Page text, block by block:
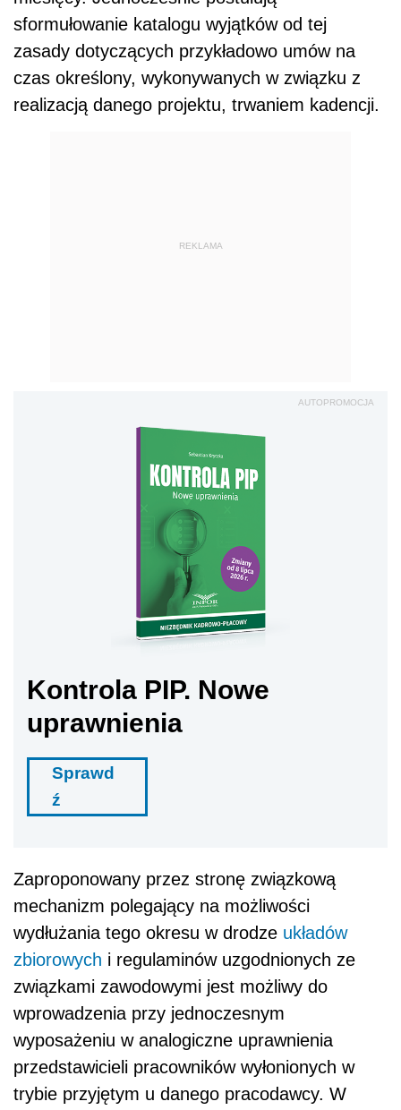
sformułowanie katalogu wyjątków od tej
zasady dotyczących przykładowo umów na
czas określony, wykonywanych w związku z
realizacją danego projektu, trwaniem kadencji.
REKLAMA
AUTOPROMOCJA
Kontrola PIP. Nowe
uprawnienia
Sprawd
ź
Zaproponowany przez stronę związkową
mechanizm polegający na możliwości
wydłużania tego okresu w drodze układów
zbiorowych i regulaminów uzgodnionych ze
związkami zawodowymi jest możliwy do
wprowadzenia przy jednoczesnym
wyposażeniu w analogiczne uprawnienia
przedstawicieli pracowników wyłonionych w
trybie przyjętym u danego pracodawcy. W